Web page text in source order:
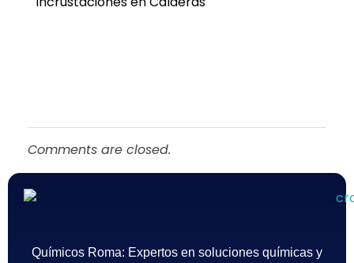
Comments are closed.
Químicos Roma: Expertos en soluciones químicas y